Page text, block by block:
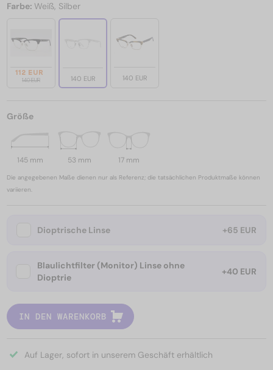
Farbe: Weiß, Silber
112 EUR
140 EUR 140 EUR 140 EUR
Größe
145 mm 53 mm 17 mm
Die angegebenen Maße dienen nur als Referenz; die tatsächlichen Produktmaße können
variieren.
Dioptrische Linse +65 EUR
Blaulichtfilter (Monitor) Linse ohne
Dioptrie
+40 EUR
IN DEN WARENKORB
Auf Lager, sofort in unserem Geschäft erhältlich